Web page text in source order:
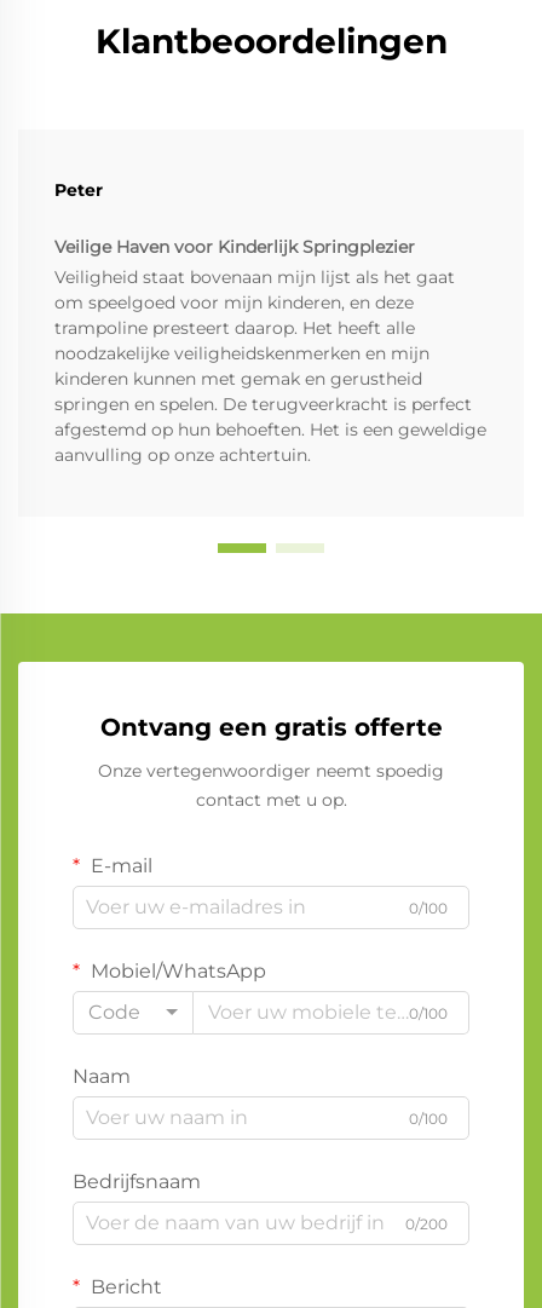
Klantbeoordelingen
Peter
Veilige Haven voor Kinderlijk Springplezier
Veiligheid staat bovenaan mijn lijst als het gaat
om speelgoed voor mijn kinderen, en deze
trampoline presteert daarop. Het heeft alle
noodzakelijke veiligheidskenmerken en mijn
kinderen kunnen met gemak en gerustheid
springen en spelen. De terugveerkracht is perfect
afgestemd op hun behoeften. Het is een geweldige
aanvulling op onze achtertuin.
Ontvang een gratis offerte
Onze vertegenwoordiger neemt spoedig
contact met u op.
E-mail
0/100
Mobiel/WhatsApp
Code
0/100
Naam
0/100
Bedrijfsnaam
0/200
Bericht